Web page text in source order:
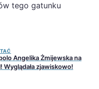
tego gatunku
Angelika Żmijewska na
Wyglądała zjawiskowo!